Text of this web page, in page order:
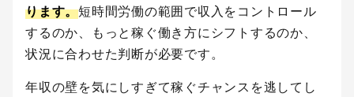
ります。短時間労働の範囲で収入をコントロール
するのか、もっと稼ぐ働き方にシフトするのか、
状況に合わせた判断が必要です。
年収の壁を気にしすぎて稼ぐチャンスを逃してし